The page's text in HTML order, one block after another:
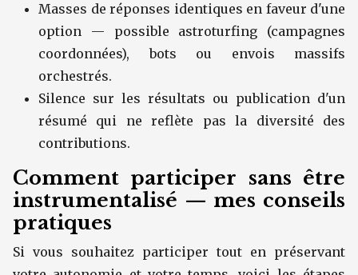
Masses de réponses identiques en faveur d'une
option — possible astroturfing (campagnes
coordonnées), bots ou envois massifs
orchestrés.
Silence sur les résultats ou publication d'un
résumé qui ne reflète pas la diversité des
contributions.
Comment participer sans être
instrumentalisé — mes conseils
pratiques
Si vous souhaitez participer tout en préservant